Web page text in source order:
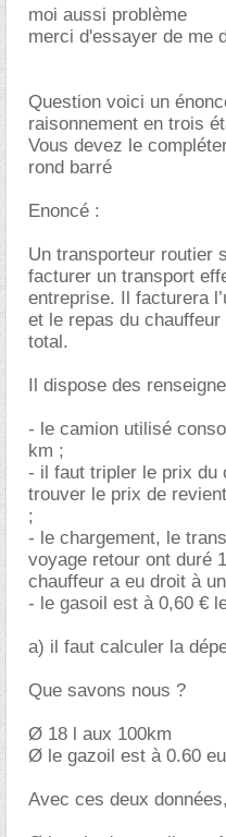
moi aussi problème
merci d'essayer de me
Question voici un
raisonnement en trois
Vous devez le
rond barré
Enoncé :
Un transporteur routier
facturer un transport
entreprise. Il facturera
et le repas du
total.
Il dispose des
- le camion utilisé
km ;
- il faut tripler le prix du
trouver le prix de
;
- le chargement, le
voyage retour ont duré
chauffeur a eu droit à
- le gasoil est à 0,60 €
a) il faut calculer la
Que savons nous ?
Ø 18 l aux 100km
Ø le gazoil est à 0.60
Avec ces deux